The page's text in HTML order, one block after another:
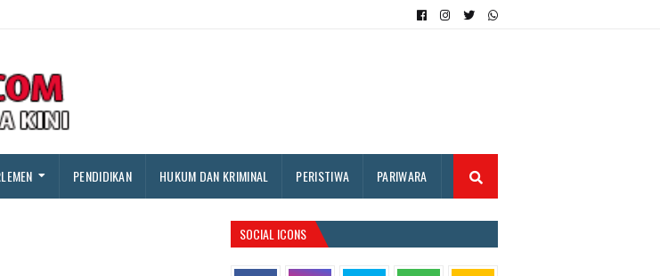
PENDIDIKAN HUKUM DAN KRIMINAL PERISTIWA PARIWARA
SOCIAL ICONS